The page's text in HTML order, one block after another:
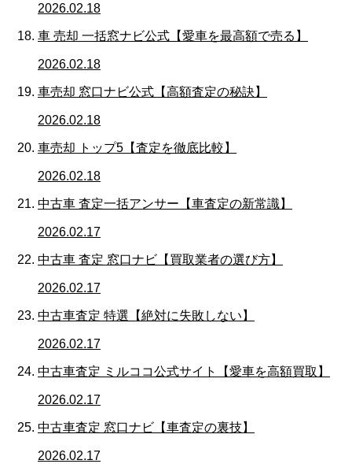
2026.02.18
車 売却 一括窓ナビ公式【愛車を最高額で売る】
2026.02.18
車売却 窓口ナビ公式【高額査定の秘訣】
2026.02.18
車売却 トップ5【査定を徹底比較】
2026.02.18
中古車 査定一括アンサー【車査定の新常識】
2026.02.17
中古車 査定 窓口ナビ【買取業者の選び方】
2026.02.17
中古車査定 特選【絶対に失敗しない】
2026.02.17
中古車査定 ミルココ公式サイト【愛車を高額買取】
2026.02.17
中古車査定 窓口ナビ【車査定の裏技】
2026.02.17